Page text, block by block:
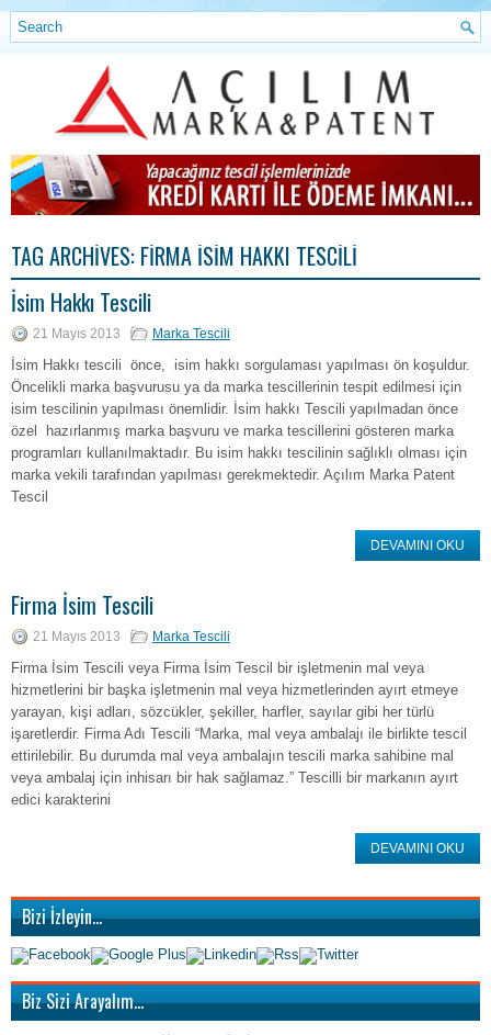
TAG ARCHIVES: FIRMA İSIM HAKKI TESCILI
İsim Hakkı Tescili
21 Mayıs 2013 Marka Tescili
İsim Hakkı tescili önce, isim hakkı sorgulaması yapılması ön koşuldur.
Öncelikli marka başvurusu ya da marka tescillerinin tespit edilmesi için
isim tescilinin yapılması önemlidir. İsim hakkı Tescili yapılmadan önce
özel hazırlanmış marka başvuru ve marka tescillerini gösteren marka
programları kullanılmaktadır. Bu isim hakkı tescilinin sağlıklı olması için
marka vekili tarafından yapılması gerekmektedir. Açılım Marka Patent
Tescil
DEVAMINI OKU
Firma İsim Tescili
21 Mayıs 2013 Marka Tescili
Firma İsim Tescili veya Firma İsim Tescil bir işletmenin mal veya
hizmetlerini bir başka işletmenin mal veya hizmetlerinden ayırt etmeye
yarayan, kişi adları, sözcükler, şekiller, harfler, sayılar gibi her türlü
işaretlerdir. Firma Adı Tescili “Marka, mal veya ambalajı ile birlikte tescil
ettirilebilir. Bu durumda mal veya ambalajın tescili marka sahibine mal
veya ambalaj için inhisarı bir hak sağlamaz.” Tescilli bir markanın ayırt
edici karakterini
DEVAMINI OKU
Bizi İzleyin…
Biz Sizi Arayalım…